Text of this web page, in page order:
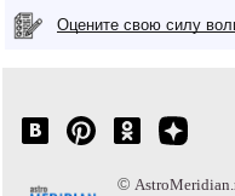
Оцените свою силу
©